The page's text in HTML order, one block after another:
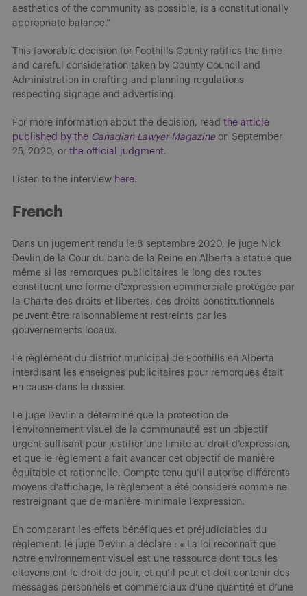
aesthetics of the community as possible, is a constitutionally
appropriate balance.”
This favorable decision for Foothills County ratifies the time
and careful consideration taken by County Council and
Administration in crafting and planning regulations
respecting signage and advertising.
For more information about the decision, read the article
published by the Canadian Lawyer Magazineon September
25, 2020, or the official judgment.
Listen to the interview here.
French
Dans un jugement rendu le 8 septembre 2020, le juge Nick
Devlin de la Cour du banc de la Reine en Alberta a statué que
même si les remorques publicitaires le long des routes
constituent une forme d’expression commerciale protégée par
la Charte des droits et libertés, ces droits constitutionnels
peuvent être raisonnablement restreints par les
gouvernements locaux.
Le règlement du district municipal de Foothills en Alberta
interdisant les enseignes publicitaires pour remorques était
en cause dans le dossier.
Le juge Devlin a déterminé que la protection de
l’environnement visuel de la communauté est un objectif
urgent suffisant pour justifier une limite au droit d’expression,
et que le règlement a fait avancer cet objectif de manière
équitable et rationnelle. Compte tenu qu’il autorise différents
moyens d’affichage, le règlement a été considéré comme ne
restreignant que de manière minimale l’expression.
En comparant les effets bénéfiques et préjudiciables du
règlement, le juge Devlin a déclaré : « La loi reconnaît que
notre environnement visuel est une ressource dont tous les
citoyens ont le droit de jouir, et qu’il peut et doit contenir des
messages personnels et commerciaux d’une quantité et d’une